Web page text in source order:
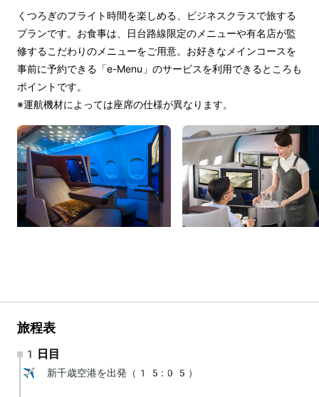
くつろぎのフライト時間を楽しめる、ビジネスクラスで旅する
プランです。お食事は、日台路線限定のメニューや有名店が監
修するこだわりのメニューをご用意。お好きなメインコースを
事前に予約できる「e-Menu」のサービスを利用できるところも
ポイントです。
※運航機材によっては座席の仕様が異なります。
旅程表
1日目
✈️ 新千歳空港を出発（15:05）